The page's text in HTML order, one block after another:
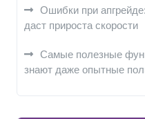
Ошибки при
даст прироста скорости
Самые полезные
знают даже опытные